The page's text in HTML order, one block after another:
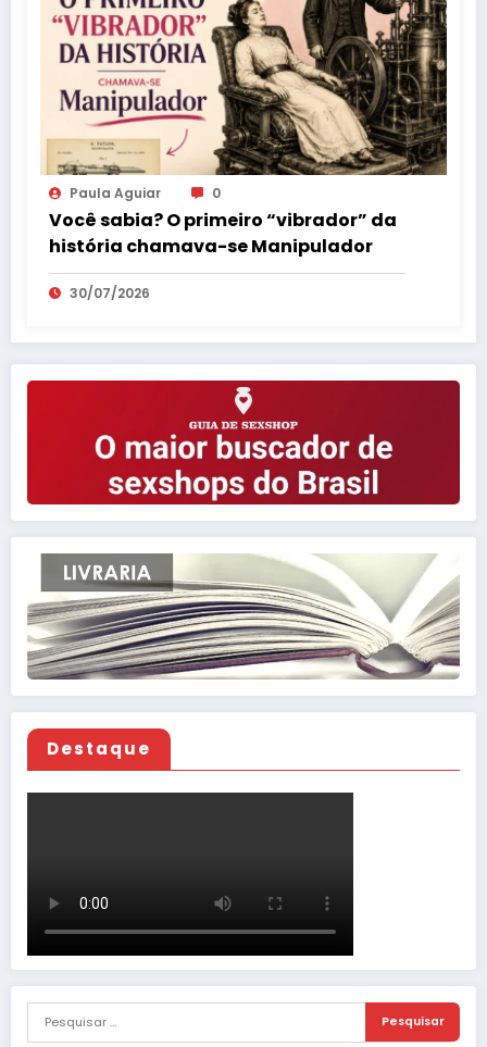
Paula Aguiar 0
Você sabia? O primeiro “vibrador” da
história chamava-se Manipulador
30/07/2026
Destaque